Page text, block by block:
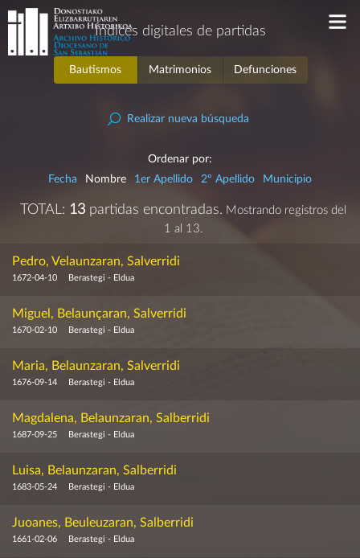
Índices digitales de partidas
Bautismos Matrimonios Defunciones
Realizar nueva búsqueda
Ordenar por:
Fecha
Nombre 1er Apellido 2º Apellido Municipio
TOTAL: 13 partidas encontradas. Mostrando registros del
1 al 13.
Pedro, Velaunzaran, Salverridi
1672-04-10 Berastegi - Eldua
Miguel, Belaunçaran, Salverridi
1670-02-10 Berastegi - Eldua
Maria, Belaunzaran, Salverridi
1676-09-14 Berastegi - Eldua
Magdalena, Belaunzaran, Salberridi
1687-09-25 Berastegi - Eldua
Luisa, Belaunzaran, Salberridi
1683-05-24 Berastegi - Eldua
Juoanes, Beuleuzaran, Salberridi
1661-02-06 Berastegi - Eldua